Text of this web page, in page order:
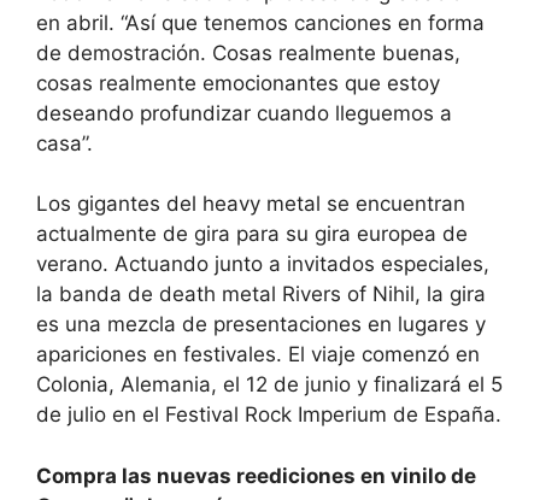
en abril. “Así que tenemos canciones en forma
de demostración. Cosas realmente buenas,
cosas realmente emocionantes que estoy
deseando profundizar cuando lleguemos a
casa”.
Los gigantes del heavy metal se encuentran
actualmente de gira para su gira europea de
verano. Actuando junto a invitados especiales,
la banda de death metal Rivers of Nihil, la gira
es una mezcla de presentaciones en lugares y
apariciones en festivales. El viaje comenzó en
Colonia, Alemania, el 12 de junio y finalizará el 5
de julio en el Festival Rock Imperium de España.
Compra las nuevas reediciones en vinilo de